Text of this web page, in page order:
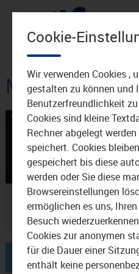
Mediathek:
Wirtschaftsempfang im
Haus der Kultur
Waldkraiburg
28.10.2019
03:41
Cookie-
Wir verwenden Cookies ,
gestalten zu können und
Benutzerfreundlichkeit
Cookies sind kleine
Rechner abgelegt
speichert. Cookies
gespeichert bis diese
werden oder Sie diese
Browsereinstellungen
ermöglichen es uns,
Besuch
Cookies zur anonymen
für die Dauer einer
enthält keine